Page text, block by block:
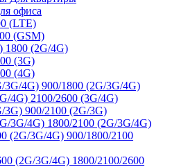
офиса
(LTE)
(GSM)
1800 (2G/4G)
(3G)
(4G)
900/1800 (2G/3G/4G)
2100/2600 (3G/4G)
900/2100 (2G/3G)
1800/2100 (2G/3G/4G)
900/1800/2100
1800/2100/2600